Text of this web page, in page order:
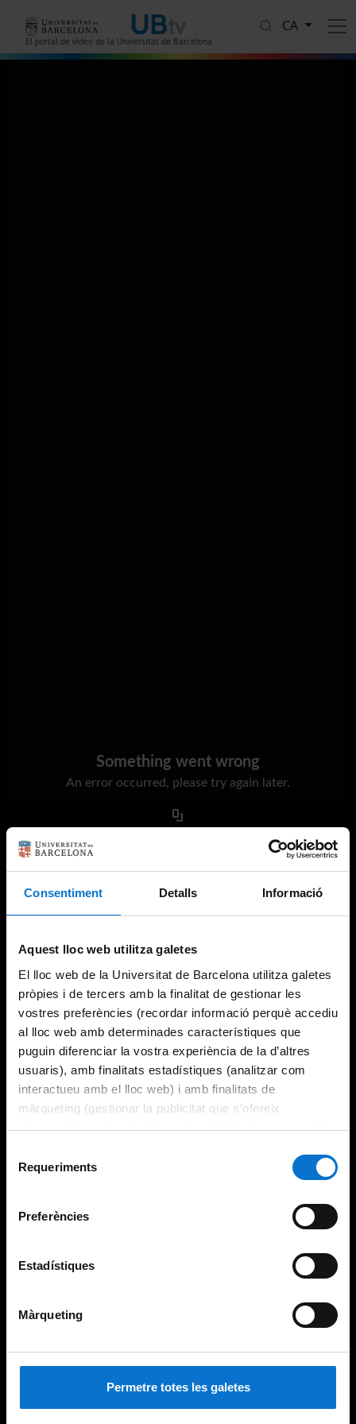
Consentiment Detalls Informació
Aquest lloc web utilitza galetes
El lloc web de la Universitat de Barcelona utilitza galetes
pròpies i de tercers amb la finalitat de gestionar les
vostres preferències (recordar informació perquè accediu
al lloc web amb determinades característiques que
puguin diferenciar la vostra experiència de la d’altres
usuaris), amb finalitats estadístiques (analitzar com
interactueu amb el lloc web) i amb finalitats de
màrqueting (gestionar la publicitat que s’ofereix
adequant-la en funció dels vostres hàbits de navegació).
consultar laPolítica de galetes del lloc web de la
Requeriments
Preferències
Estadístiques
Màrqueting
Permetre totes les galetes
El portal de vídeo de la Universitat de Barcelona
CA
Something went wrong
An error occurred, please try again later.